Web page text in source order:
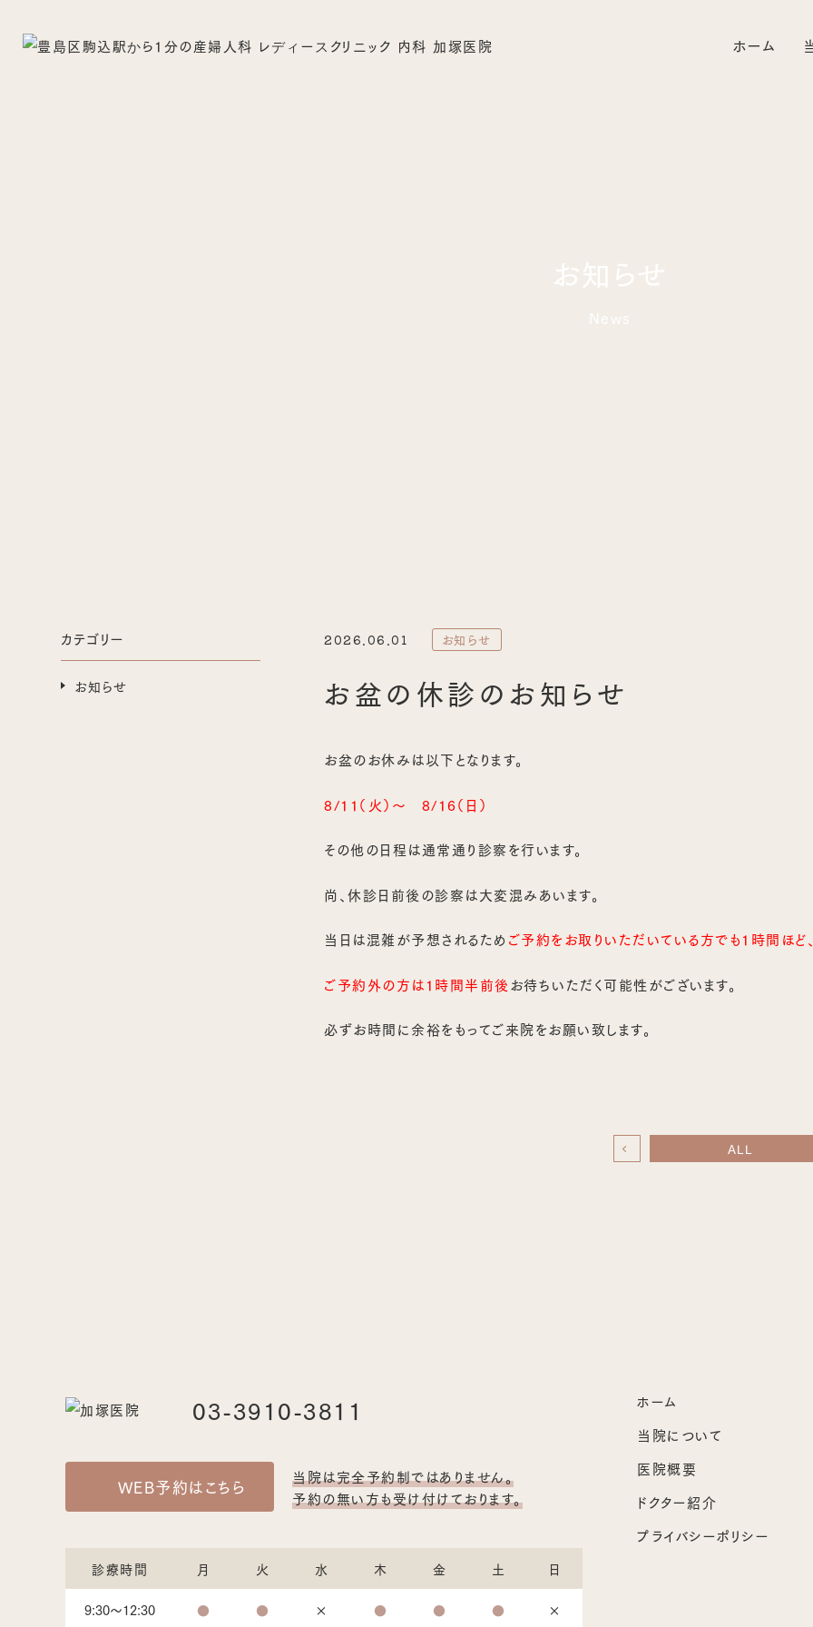
ホーム
お知らせ
カテゴリー
お知らせ
2026.06.01 お知らせ
お盆の休診のお知らせ
お盆のお休みは以下となります。
8/11（火）～ 8/16（日）
その他の日程は通常通り診察を行います。
尚、休診日前後の診察は大変混みあいます。
当日は混雑が予想されるため ご予約をお取りいただいている方でも1時間ほど
ご予約外の方は1時間半前後お待ちいただく可能性がございます。
必ずお時間に余裕をもってご来院をお願い致します。
ALL
03-3910-3811
WEB予約はこちら
当院は完全予約制ではありません。
予約の無い方も受け付けております。
診療時間 月 火 水 木 金 土
日
9:30～12:30
● ● × ● ● ● ×
ホーム
当院について
医院概要
ドクター紹介
プライバシーポリシー